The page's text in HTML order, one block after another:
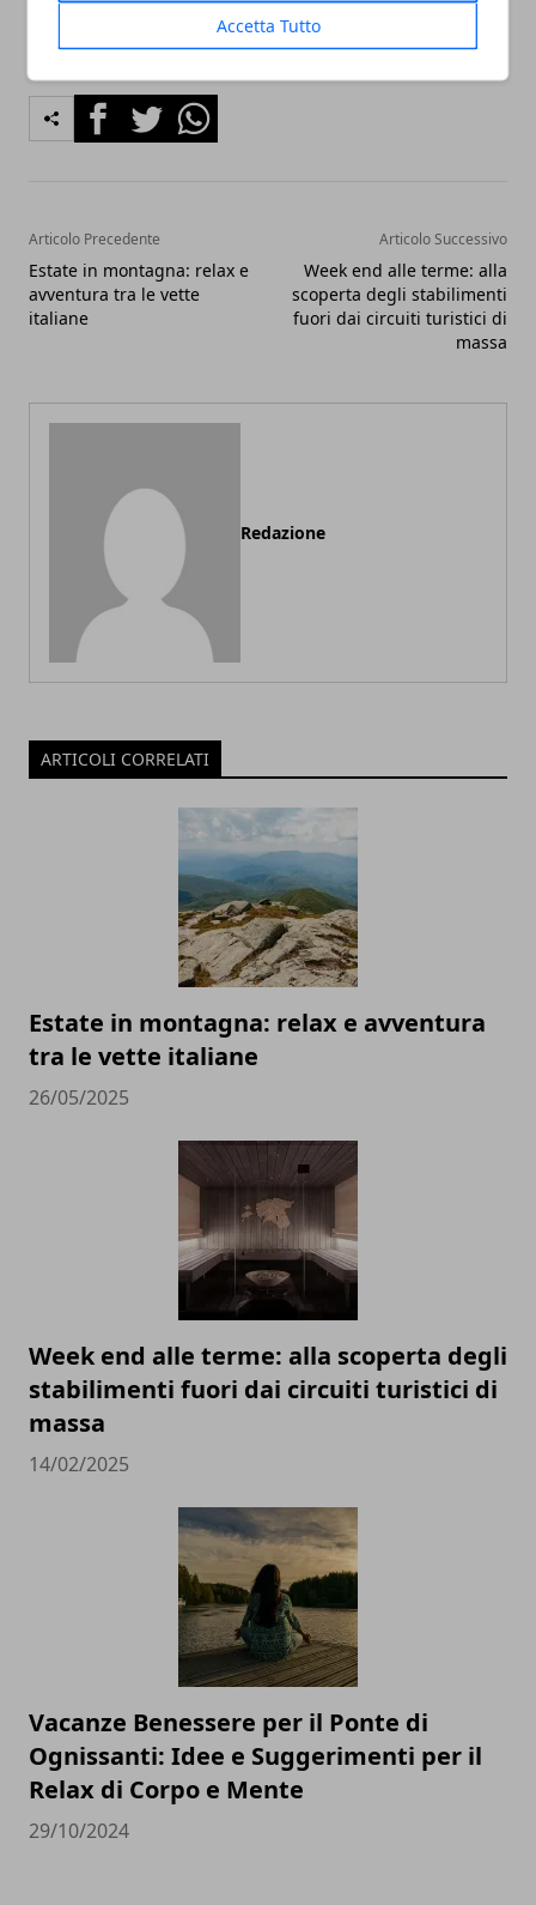
Accetta Tutto
FacebookTwitterWhatsapp
Articolo Precedente
Estate in montagna: relax e
avventura tra le vette
italiane
Articolo Successivo
Week end alle terme: alla
scoperta degli stabilimenti
fuori dai circuiti turistici di
massa
Redazione
ARTICOLI CORRELATI
Estate in montagna: relax e avventura
tra le vette italiane
26/05/2025
Week end alle terme: alla scoperta degli
stabilimenti fuori dai circuiti turistici di
massa
14/02/2025
Vacanze Benessere per il Ponte di
Ognissanti: Idee e Suggerimenti per il
Relax di Corpo e Mente
29/10/2024